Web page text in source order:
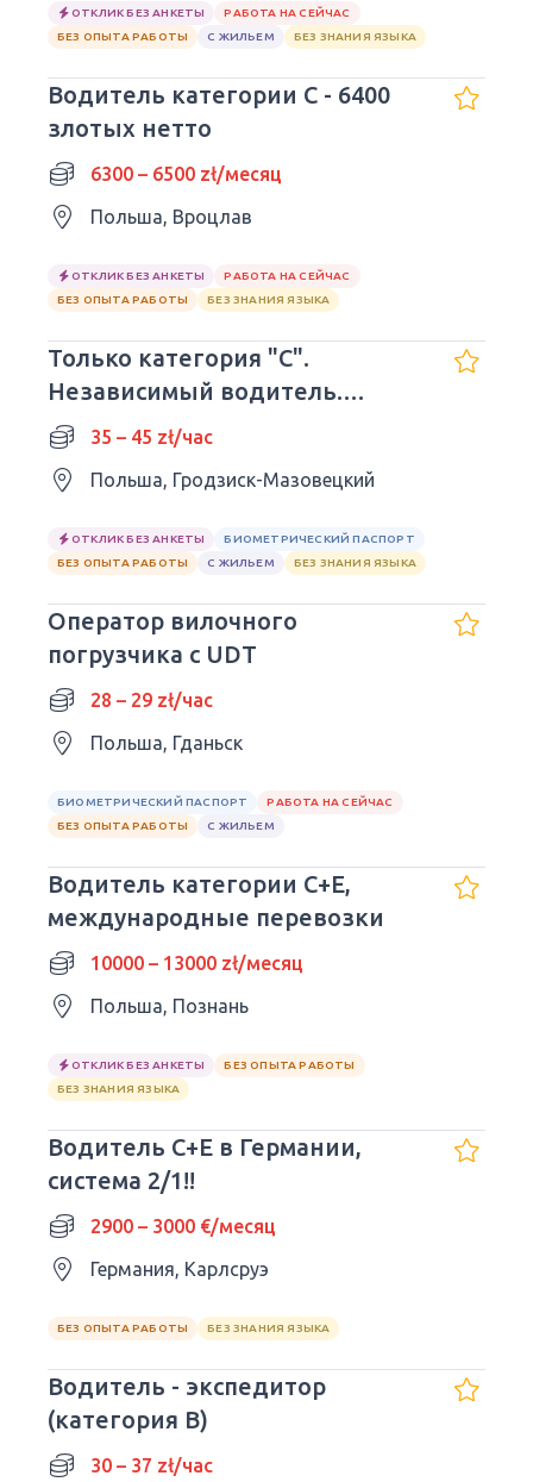
ОТКЛИК БЕЗ АНКЕТЫ
РАБОТА НА СЕЙЧАС
БЕЗ ОПЫТА РАБОТЫ
С ЖИЛЬЕМ БЕЗ ЗНАНИЯ ЯЗЫКА
Водитель категории C - 6400
злотых нетто
6300 – 6500 zł/месяц
Польша, Вроцлав
ОТКЛИК БЕЗ АНКЕТЫ
РАБОТА НА СЕЙЧАС
БЕЗ ОПЫТА РАБОТЫ
БЕЗ ЗНАНИЯ ЯЗЫКА
Только категория "C".
Независимый водитель.
Работа в ЕС, грузоподъемность
7,5 тонн.
35 – 45 zł/час
Польша, Гродзиск-Мазовецкий
ОТКЛИК БЕЗ АНКЕТЫ
БИОМЕТРИЧЕСКИЙ ПАСПОРТ
БЕЗ ОПЫТА РАБОТЫ
С ЖИЛЬЕМ БЕЗ ЗНАНИЯ ЯЗЫКА
Оператор вилочного
погрузчика с UDT
28 – 29 zł/час
Польша, Гданьск
БИОМЕТРИЧЕСКИЙ ПАСПОРТ
РАБОТА НА СЕЙЧАС
БЕЗ ОПЫТА РАБОТЫ
С ЖИЛЬЕМ
Водитель категории C+E,
международные перевозки
10000 – 13000 zł/месяц
Польша, Познань
ОТКЛИК БЕЗ АНКЕТЫ
БЕЗ ОПЫТА РАБОТЫ
БЕЗ ЗНАНИЯ ЯЗЫКА
Водитель C+E в Германии,
система 2/1!!
2900 – 3000 €/месяц
Германия, Карлсруэ
БЕЗ ОПЫТА РАБОТЫ БЕЗ ЗНАНИЯ ЯЗЫКА
Водитель - экспедитор
(категория В)
30 – 37 zł/час